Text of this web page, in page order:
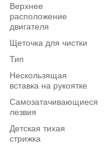
Верхнее
расположение
двигателя
Щеточка для чистки
Тип
Нескользящая
вставка на рукоятке
Самозатачивающиеся
лезвия
Детская тихая
стрижка